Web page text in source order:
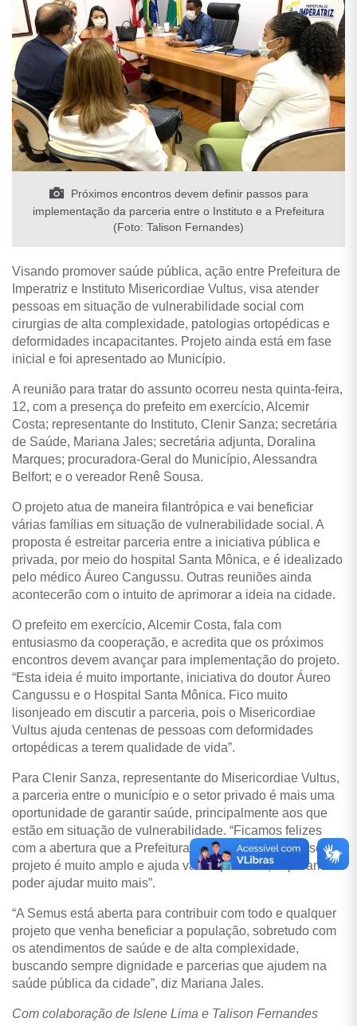
Próximos encontros devem definir passos para
implementação da parceria entre o Instituto e a Prefeitura
(Foto: Talison Fernandes)
Visando promover saúde pública, ação entre Prefeitura de
Imperatriz e Instituto Misericordiae Vultus, visa atender
pessoas em situação de vulnerabilidade social com
cirurgias de alta complexidade, patologias ortopédicas e
deformidades incapacitantes. Projeto ainda está em fase
inicial e foi apresentado ao Município.
A reunião para tratar do assunto ocorreu nesta quinta-feira,
12, com a presença do prefeito em exercício, Alcemir
Costa; representante do Instituto, Clenir Sanza; secretária
de Saúde, Mariana Jales; secretária adjunta, Doralina
Marques; procuradora-Geral do Município, Alessandra
Belfort; e o vereador Renê Sousa.
O projeto atua de maneira filantrópica e vai beneficiar
várias famílias em situação de vulnerabilidade social. A
proposta é estreitar parceria entre a iniciativa pública e
privada, por meio do hospital Santa Mônica, e é idealizado
pelo médico Áureo Cangussu. Outras reuniões ainda
acontecerão com o intuito de aprimorar a ideia na cidade.
O prefeito em exercício, Alcemir Costa, fala com
entusiasmo da cooperação, e acredita que os próximos
encontros devem avançar para implementação do projeto.
“Esta ideia é muito importante, iniciativa do doutor Áureo
Cangussu e o Hospital Santa Mônica. Fico muito
lisonjeado em discutir a parceria, pois o Misericordiae
Vultus ajuda centenas de pessoas com deformidades
ortopédicas a terem qualidade de vida”.
Para Clenir Sanza, representante do Misericordiae Vultus,
a parceria entre o município e o setor privado é mais uma
oportunidade de garantir saúde, principalmente aos que
estão em situação de vulnerabilidade. “Ficamos felizes
com a abertura que a Prefeitura tem nos dado. O nosso
projeto é muito amplo e ajuda várias pessoas, esperamos
poder ajudar muito mais”.
“A Semus está aberta para contribuir com todo e qualquer
projeto que venha beneficiar a população, sobretudo com
os atendimentos de saúde e de alta complexidade,
buscando sempre dignidade e parcerias que ajudem na
saúde pública da cidade”, diz Mariana Jales.
Com colaboração de Islene Lima e Talison Fernandes